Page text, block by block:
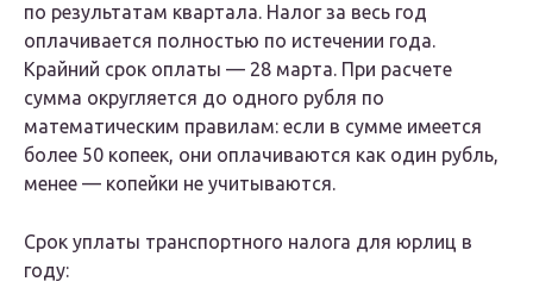
по результатам квартала. Налог за весь год
оплачивается полностью по истечении года.
Крайний срок оплаты — 28 марта. При расчете
сумма округляется до одного рубля по
математическим правилам: если в сумме имеется
более 50 копеек, они оплачиваются как один рубль,
менее — копейки не учитываются.
Срок уплаты транспортного налога для юрлиц в
году: